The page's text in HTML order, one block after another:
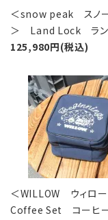
＜snow peak スノ
＞ Land Lock ラン
125,980円(税込)
＜WILLOW ウィロ
Coffee Set コーヒー